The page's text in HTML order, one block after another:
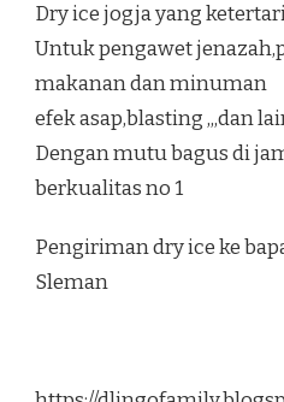
Dry ice jogja yang
Untuk pengawet
makanan dan minuman
efek asap,blasting ,,,dan
Dengan mutu bagus di
berkualitas no 1
Pengiriman dry ice ke
Sleman